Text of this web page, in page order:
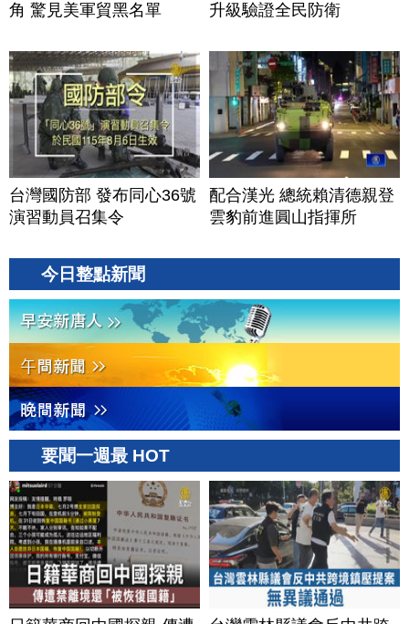
角 驚見美軍貿黑名單
升級驗證全民防衛
台灣國防部 發布同心36號
演習動員召集令
配合漢光 總統賴清德親登
雲豹前進圓山指揮所
今日整點新聞
要聞一週最 HOT